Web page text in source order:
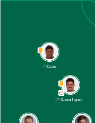
21Хави Гарсия
7Халк